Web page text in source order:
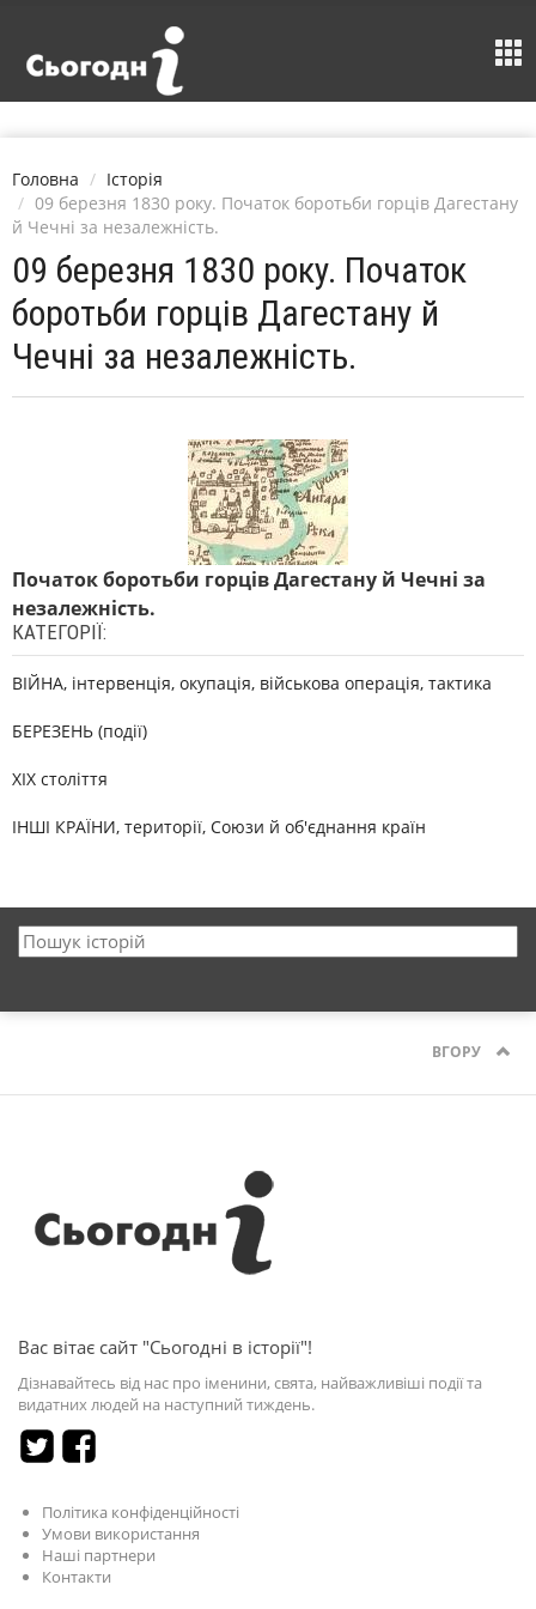
Головна
Історія
09 березня 1830 року. Початок боротьби горців Дагестану
й Чечні за незалежність.
09 березня 1830 року. Початок
боротьби горців Дагестану й
Чечні за незалежність.
Початок боротьби горців Дагестану й Чечні за
незалежність.
КАТЕГОРІЇ:
ВІЙНА, інтервенція, окупація, військова операція, тактика
БЕРЕЗЕНЬ (події)
XIX століття
ІНШІ КРАЇНИ, території, Союзи й об'єднання країн
ВГОРУ
Вас вітає сайт "Сьогодні в історії"!
Дізнавайтесь від нас про іменини, свята, найважливіші події та
видатних людей на наступний тиждень.
Політика конфіденційності
Умови використання
Наші партнери
Контакти